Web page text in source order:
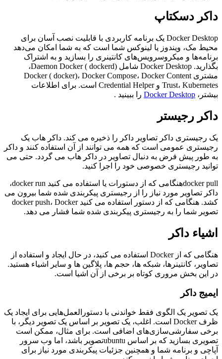
داکر دسکتاپ
Docker Desktop یک برنامه کاربردی با قابلیت نصب آسان برای
محیط مک، ویندوز یا لینوکس شما است که به شما امکان می‌دهد
برنامه‌ها و میکروسرویس‌های کانتینری را بسازید و به اشتراک
بگذارید. Docker Desktop شامل Daemon Docker ( dockerd)،
مشتری Docker ( docker)، Docker Compose، Docker Content
Trust، Kubernetes و Credential Helper است. برای اطلاعات
بیشتر، Docker Desktop را ببینید .
داکر رجیستر
یک رجیستری داکر تصاویر داکر را ذخیره می کند. داکر هاب یک
رجیستری عمومی است که همه می توانند از آن استفاده کنند و داکر
به طور پیش فرض به دنبال تصاویر در داکر هاب می گردد. حتی می
توانید رجیستری خصوصی خود را اجرا کنید.
docker pullهنگامی که از دستورات یا استفاده می کنید docker run،
داکر تصاویر مورد نیاز را از رجیستری پیکربندی شده شما بیرون می
کشد. هنگامی که از دستور استفاده می کنید docker push، Docker
تصویر شما را به رجیستری پیکربندی شده شما فشار می دهد.
اشیاء داکر
هنگامی که از Docker استفاده می کنید، در حال ایجاد و استفاده از
تصاویر، کانتینرها، شبکه ها، حجم ها، پلاگین ها و سایر اشیاء هستید.
در این بخش مروری کوتاه بر برخی از آن اشیا است.
ایمیج داکر
یک تصویر یک الگوی فقط خواندنی با دستورالعمل‌هایی برای ایجاد یک
ظرف Docker است. اغلب، یک تصویر بر اساس یک تصویر دیگر، با
برخی سفارشی‌سازی‌های اضافی است. برای مثال، ممکن است
تصویری بسازید که بر اساس ubuntuتصویر باشد، اما وب سرور
آپاچی و برنامه شما و همچنین جزئیات پیکربندی مورد نیاز برای